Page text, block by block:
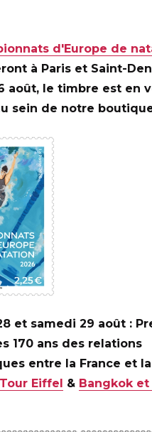
d'Europe de
à Paris et Saint-
août, le timbre est en
sein de notre
et samedi 29 août :
170 ans des relations
entre la France et
Eiffel & Bangkok